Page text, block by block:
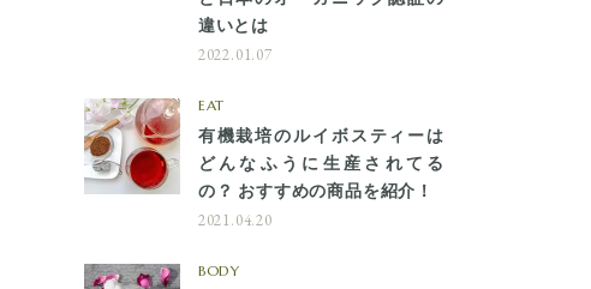
違いとは
2022.01.07
EAT
有機栽培のルイボスティーは
どんなふうに生産されてる
の？ おすすめの商品を紹介！
2021.04.20
BODY